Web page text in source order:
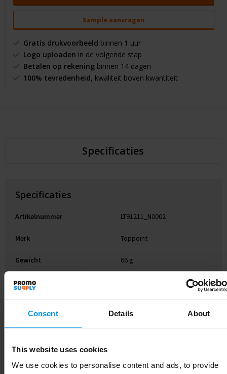
Consent Details About
This website uses cookies
We use cookies to personalise content and ads, to provide
Sample aanvragen
Gratis drukvoorbeeld binnen 1 uur
Logo uploaden in de volgende stap
Betalen op rekeningbinnen 14 dagen
100% tevredenheid, kwaliteit boven kwantiteit
Specificaties
Specificaties
Artikelnummer LT91211_N0002
Merk Toppoint
Gewicht 66 g
Materiaal
Hoogte
Breedte
Lengte 18 cm